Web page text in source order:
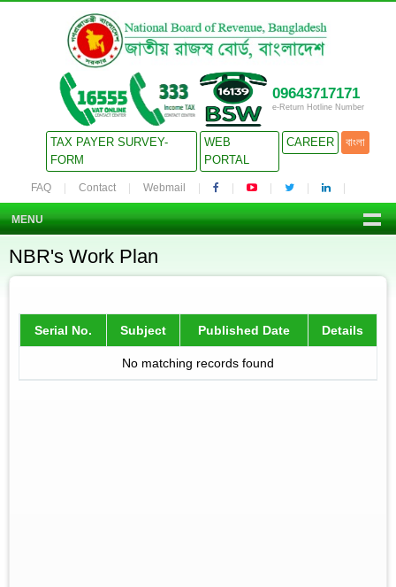
09643717171
e-Return Hotline Number
TAX PAYER SURVEY-
FORM
WEB
PORTAL
CAREER বাংলা
FAQ Contact Webmail
MENU
NBR's Work Plan
Serial No. Subject Published Date Details
No matching records found